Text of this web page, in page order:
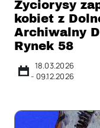
Życiorysy
kobiet z
Archiwalny
Rynek 58
18.03.2026
- 09.12.2026